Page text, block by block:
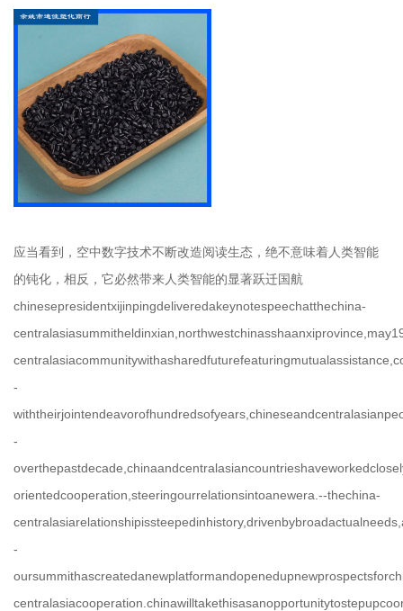
应当看到，空中数字技术不断改造阅读生态，绝不意味着人类智能
的钝化，相反，它必然带来人类智能的显著跃迁国航
chinesepresidentxijinpingdeliveredakeynotespeechatthechina-
-
-
orientedcooperation,steeringourrelationsintoanewera.--thechina-
-